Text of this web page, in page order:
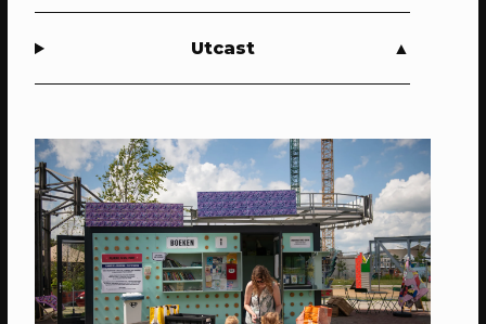
Utrecht Plandelt!
De tweede Utrechtse Plandeldag
Utcast